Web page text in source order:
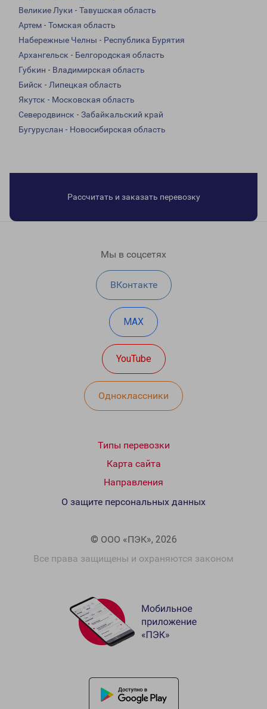
Великие Луки - Тавушская область
Артем - Томская область
Набережные Челны - Республика Бурятия
Архангельск - Белгородская область
Губкин - Владимирская область
Бийск - Липецкая область
Якутск - Московская область
Северодвинск - Забайкальский край
Бугуруслан - Новосибирская область
Рассчитать и заказать перевозку
Мы в соцсетях
ВКонтакте
MAX
YouTube
Одноклассники
Типы перевозки
Карта сайта
Направления
© ООО «ПЭК», 2026
Все права защищены и охраняются законом
О защите персональных данных